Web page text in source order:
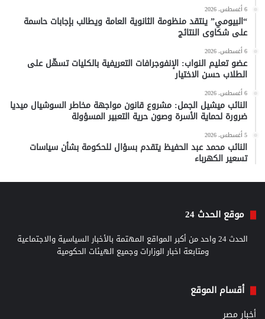
6 أغسطس، 2026
“البيومي” ينتقد منظومة الثانوية العامة ويطالب بإجابات حاسمة
على شكاوى النتائج
6 أغسطس، 2026
عضو تعليم النواب: الإنفوجرافات التعريفية بالكليات تسهّل على
الطلاب حسن الاختيار
6 أغسطس، 2026
النائب ميشيل الجمل: مشروع قانون مواجهة مخاطر السوشيال ميديا
ضرورة لحماية الأسرة وصون حرية التعبير المسؤولة
5 أغسطس، 2026
النائب محمد عبد الحفيظ يتقدم بسؤال للحكومة بشأن سياسات
تسعير الكهرباء
موقع الحدث 24
الحدث 24 واحد من أكبر المواقع المهتمة بالأخبار السياسية والاجتماعية
ومتابعة اخبار الوزارات وجميع الهيئات الحكومية
أقسام الموقع
أخبار مصر